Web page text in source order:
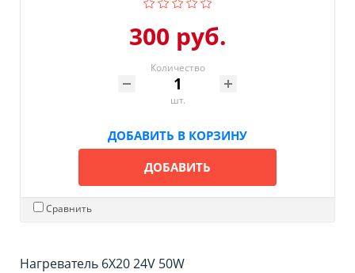
300 руб.
Количество
шт.
ДОБАВИТЬ В КОРЗИНУ
ДОБАВИТЬ
Сравнить
Нагреватель 6X20 24V 50W